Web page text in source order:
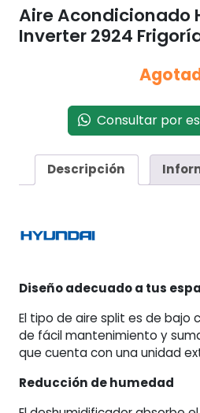
Aire Acondicionado
Inverter 2924
Consultar por
Descripción
Diseño adecuado a tus
El tipo de aire split es de bajo
de fácil mantenimiento y
que cuenta con una unidad
Reducción de humedad